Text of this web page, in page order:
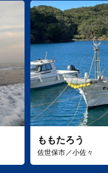
ももたろう
佐世保市／小佐々